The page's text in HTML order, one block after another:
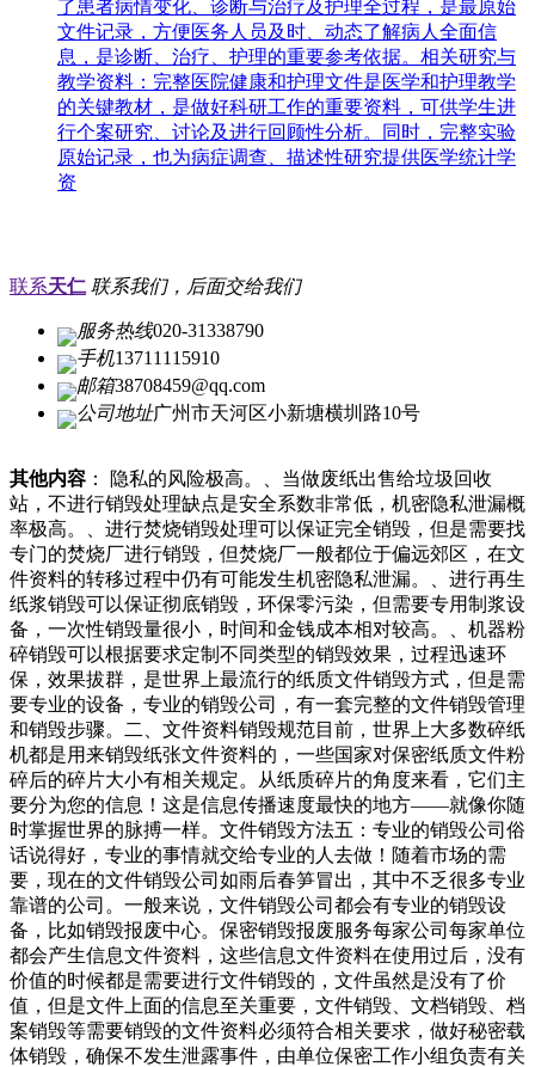
了患者病情变化、诊断与治疗及护理全过程，是最原始
文件记录，方便医务人员及时、动态了解病人全面信
息，是诊断、治疗、护理的重要参考依据。相关研究与
教学资料：完整医院健康和护理文件是医学和护理教学
的关键教材，是做好科研工作的重要资料，可供学生进
行个案研究、讨论及进行回顾性分析。同时，完整实验
原始记录，也为病症调查、描述性研究提供医学统计学
资
联系天仁 联系我们，后面交给我们
服务热线020-31338790
手机13711115910
邮箱38708459@qq.com
公司地址广州市天河区小新塘横圳路10号
其他内容 ： 隐私的风险极高。、当做废纸出售给垃圾回收
站，不进行销毁处理缺点是安全系数非常低，机密隐私泄漏概
率极高。、进行焚烧销毁处理可以保证完全销毁，但是需要找
专门的焚烧厂进行销毁，但焚烧厂一般都位于偏远郊区，在文
件资料的转移过程中仍有可能发生机密隐私泄漏。、进行再生
纸浆销毁可以保证彻底销毁，环保零污染，但需要专用制浆设
备，一次性销毁量很小，时间和金钱成本相对较高。、机器粉
碎销毁可以根据要求定制不同类型的销毁效果，过程迅速环
保，效果拔群，是世界上最流行的纸质文件销毁方式，但是需
要专业的设备，专业的销毁公司，有一套完整的文件销毁管理
和销毁步骤。二、文件资料销毁规范目前，世界上大多数碎纸
机都是用来销毁纸张文件资料的，一些国家对保密纸质文件粉
碎后的碎片大小有相关规定。从纸质碎片的角度来看，它们主
要分为您的信息！这是信息传播速度最快的地方——就像你随
时掌握世界的脉搏一样。文件销毁方法五：专业的销毁公司俗
话说得好，专业的事情就交给专业的人去做！随着市场的需
要，现在的文件销毁公司如雨后春笋冒出，其中不乏很多专业
靠谱的公司。一般来说，文件销毁公司都会有专业的销毁设
备，比如销毁报废中心。保密销毁报废服务每家公司每家单位
都会产生信息文件资料，这些信息文件资料在使用过后，没有
价值的时候都是需要进行文件销毁的，文件虽然是没有了价
值，但是文件上面的信息至关重要，文件销毁、文档销毁、档
案销毁等需要销毁的文件资料必须符合相关要求，做好秘密载
体销毁，确保不发生泄露事件，由单位保密工作小组负责有关